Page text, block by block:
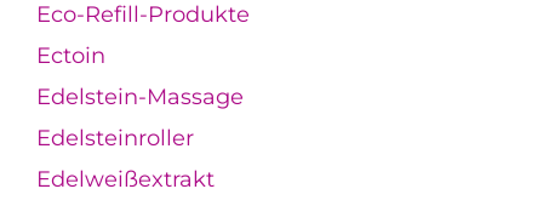
Eco-Refill-Produkte
Ectoin
Edelstein-Massage
Edelsteinroller
Edelweißextrakt